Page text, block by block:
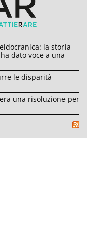
la storia
dato voce a una
le disparità
una risoluzione per